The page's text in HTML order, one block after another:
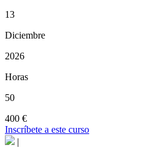
13
Diciembre
2026
Horas
50
400 €
Inscríbete a este curso
|